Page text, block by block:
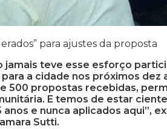
para ajustes da proposta
jamais teve esse esforço
a cidade nos próximos dez
500 propostas recebidas,
E temos de estar
e nunca aplicados aqui”,
Sutti.